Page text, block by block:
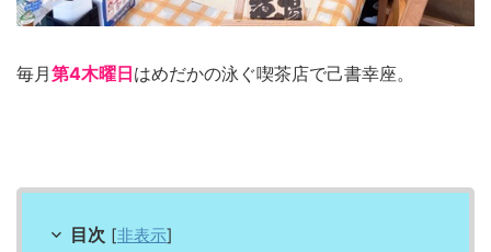
毎月第4木曜日はめだかの泳ぐ喫茶店で己書幸座。
目次 [非表示]